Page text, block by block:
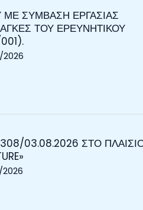
ΣΥΜΒΑΣΗ ΕΡΓΑΣΙΑΣ
ΤΟΥ ΕΡΕΥΝΗΤΙΚΟΥ
03.08.2026 ΣΤΟ